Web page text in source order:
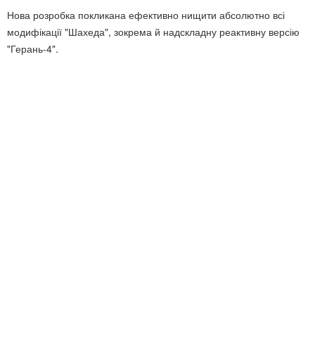
Нова розробка покликана ефективно нищити абсолютно всі
модифікації "Шахеда", зокрема й надскладну реактивну версію
"Герань-4".